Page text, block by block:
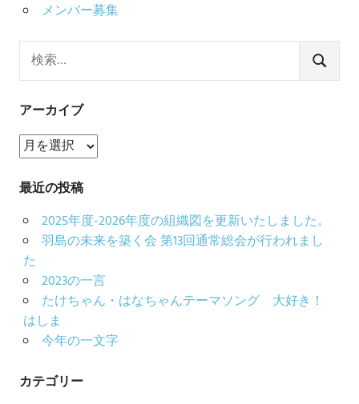
ン
メンバー募集
索:
検
アーカイブ
ア
ー
カ
ブ
最近の投稿
2025年度-2026年度の組織図を更新いたしました。
羽島の未来を築く会 第13回通常総会が行われまし
た
2023の一言
たけちゃん・はなちゃんテーマソング 大好き！
はしま
今年の一文字
カテゴリー